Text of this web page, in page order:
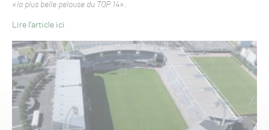
« la plus belle pelouse du TOP 14».
Lire l’article ici